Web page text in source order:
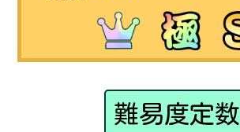
難易度定数